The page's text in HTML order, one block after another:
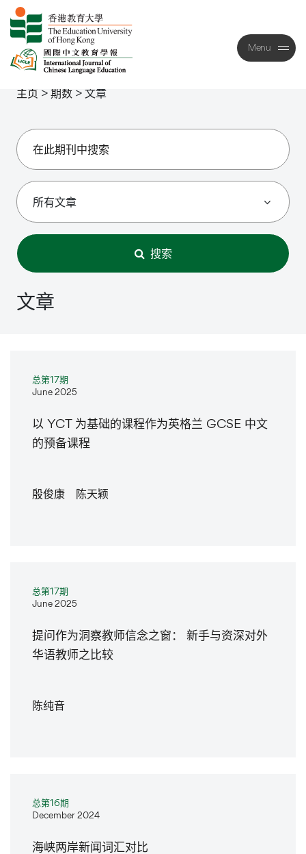
Menu
Close
主页 >期数 >文章
搜索
文章
总第17期
June 2025
以 YCT 为基础的课程作为英格兰 GCSE 中文
的预备课程
殷俊康 陈天颖
总第17期
June 2025
提问作为洞察教师信念之窗： 新手与资深对外
华语教师之比较
陈纯音
总第16期
December 2024
海峡两岸新闻词汇对比